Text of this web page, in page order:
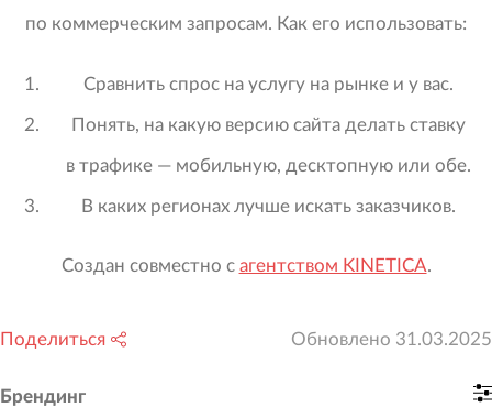
по коммерческим запросам. Как его использовать:
Сравнить спрос на услугу на рынке и у вас.
Понять, на какую версию сайта делать ставку
в трафике — мобильную, десктопную или обе.
В каких регионах лучше искать заказчиков.
Создан совместно с агентством KINETICA.
Поделиться Обновлено 31.03.2025
Брендинг